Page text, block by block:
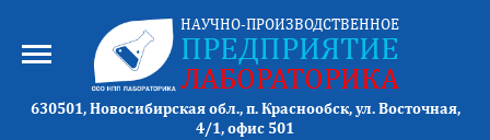
НАУЧНО-ПРОИЗВОДСТВЕННОЕ
ПРЕДПРИЯТИЕ
ЛАБОРАТОРИКА
630501, Новосибирская обл., п. Краснообск, ул. Восточная,
4/1, офис 501